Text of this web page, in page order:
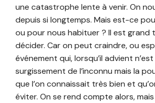
une catastrophe lente à venir. On
depuis si longtemps. Mais est-ce
ou pour nous habituer ? Il est grand
décider. Car on peut craindre, ou
événement qui, lorsqu’il advient
surgissement de l’inconnu mais la
que l’on connaissait très bien et
éviter. On se rend compte alors,